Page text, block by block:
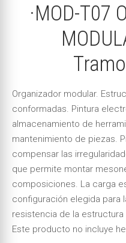
·MOD-T07
Organizador modular.
conformadas. Pintura
almacenamiento de
mantenimiento de piezas.
compensar las
que permite montar
composiciones. La carga
configuración elegida para
resistencia de la
Este producto no incluye